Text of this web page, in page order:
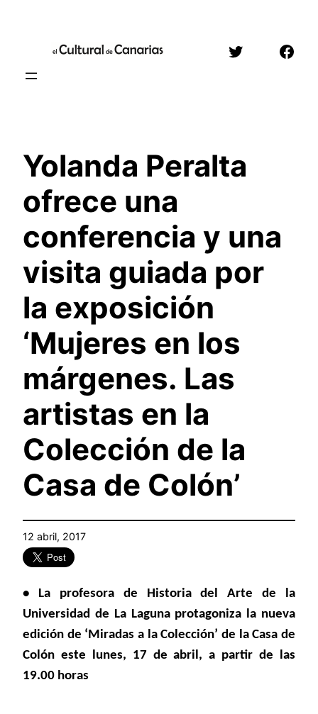
contenido
Twitter
Yolanda Peralta
ofrece una
conferencia y una
visita guiada por
la exposición
‘Mujeres en los
márgenes. Las
artistas en la
Colección de la
Casa de Colón’
12 abril, 2017
• La profesora de Historia del Arte de la
Universidad de La Laguna protagoniza la nueva
edición de ‘Miradas a la Colección’ de la Casa de
Colón este lunes, 17 de abril, a partir de las
19.00 horas